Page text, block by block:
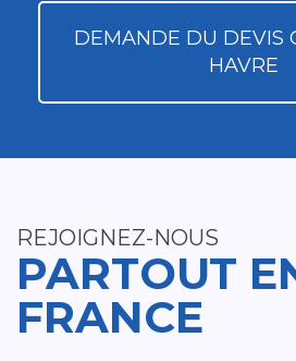
DEMANDE DU DEVIS
HAVRE
REJOIGNEZ-NOUS
PARTOUT
FRANCE